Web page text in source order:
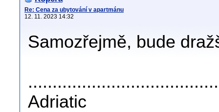
Re: Cena za ubytování v apartmánu
12. 11. 2023 14:32
Samozřejmě, bude
Adriatic